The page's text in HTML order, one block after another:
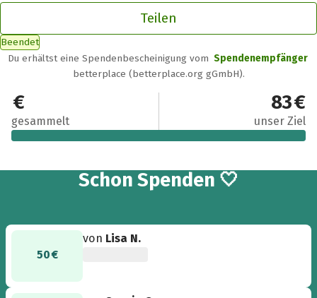
Teilen
Beendet
Du erhältst eine Spendenbescheinigung vom Spendenempfänger
betterplace (betterplace.org gGmbH).
99 €
gesammelt
83 €
unser Ziel
Schon 4
Spenden 🤍
50 €
von Lisa N.